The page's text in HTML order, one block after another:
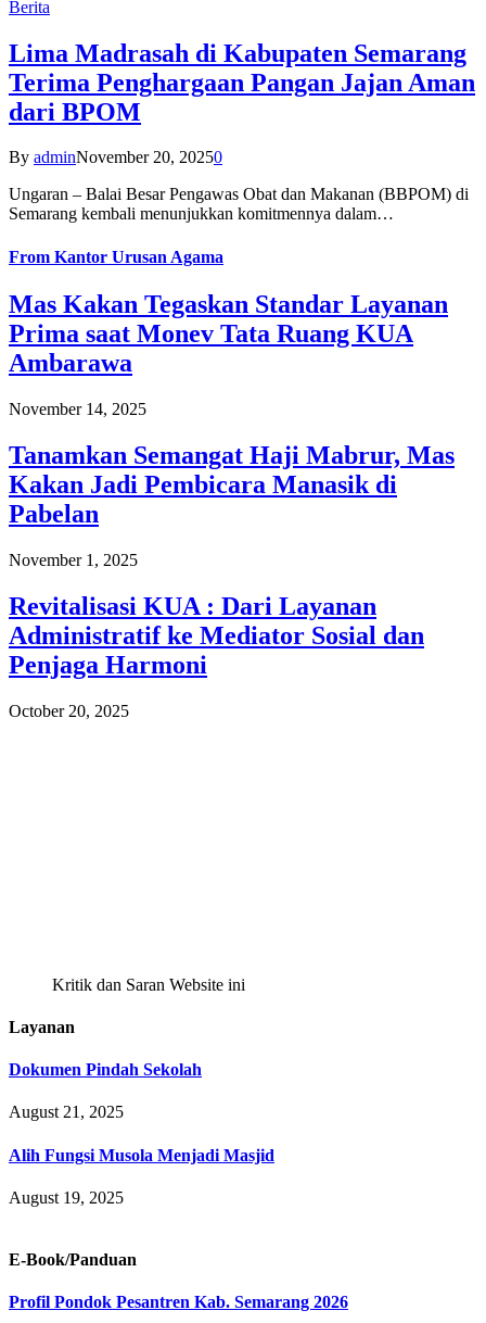
Berita
Lima Madrasah di Kabupaten Semarang
Terima Penghargaan Pangan Jajan Aman
dari BPOM
By adminNovember 20, 20250
Ungaran – Balai Besar Pengawas Obat dan Makanan (BBPOM) di
Semarang kembali menunjukkan komitmennya dalam…
From Kantor Urusan Agama
Mas Kakan Tegaskan Standar Layanan
Prima saat Monev Tata Ruang KUA
Ambarawa
November 14, 2025
Tanamkan Semangat Haji Mabrur, Mas
Kakan Jadi Pembicara Manasik di
Pabelan
November 1, 2025
Revitalisasi KUA : Dari Layanan
Administratif ke Mediator Sosial dan
Penjaga Harmoni
October 20, 2025
Kritik dan Saran Website ini
Layanan
Dokumen Pindah Sekolah
August 21, 2025
Alih Fungsi Musola Menjadi Masjid
August 19, 2025
E-Book/Panduan
Profil Pondok Pesantren Kab. Semarang 2026